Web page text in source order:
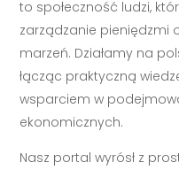
to społeczność ludzi,
zarządzanie pieniędzmi
marzeń. Działamy na
łącząc praktyczną
wsparciem w
ekonomicznych.
Nasz portal wyrósł z